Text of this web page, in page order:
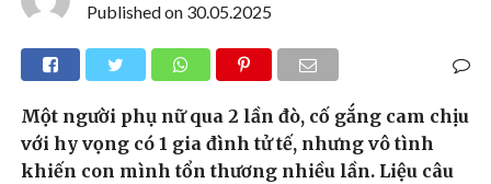
Published on 30.05.2025
Một người phụ nữ qua 2 lần đò, cố gắng cam chịu
với hy vọng có 1 gia đình tử tế, nhưng vô tình
khiến con mình tổn thương nhiều lần. Liệu câu